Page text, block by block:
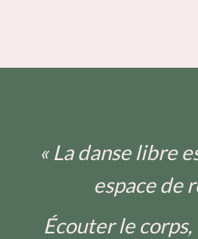
« La danse libre
espace de
Écouter le